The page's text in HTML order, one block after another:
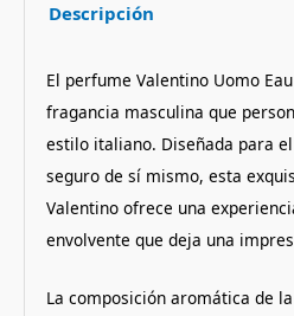
Descripción
El perfume Valentino Uomo
fragancia masculina que
estilo italiano. Diseñada para
seguro de sí mismo, esta
Valentino ofrece una
envolvente que deja una
La composición aromática de